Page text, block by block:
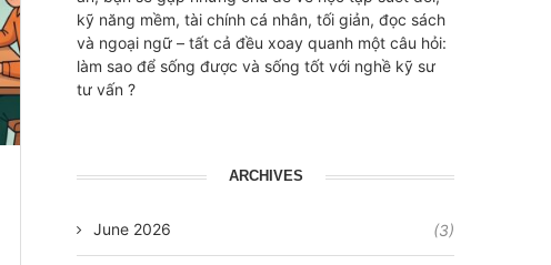
kỹ năng mềm, tài chính cá nhân, tối giản, đọc sách
và ngoại ngữ – tất cả đều xoay quanh một câu hỏi:
làm sao để sống được và sống tốt với nghề kỹ sư
tư vấn ?
ARCHIVES
June 2026 (3)